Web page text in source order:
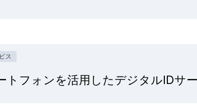
ス
トフォンを活用したデジタルIDサ